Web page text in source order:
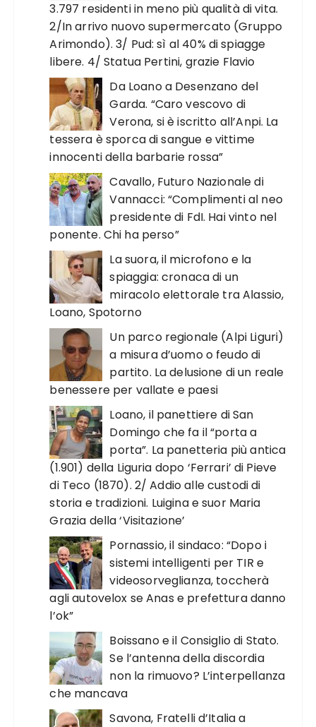
3.797 residenti in meno più qualità di vita.
2/In arrivo nuovo supermercato (Gruppo
Arimondo). 3/ Pud: sì al 40% di spiagge
libere. 4/ Statua Pertini, grazie Flavio
Da Loano a Desenzano del
Garda. “Caro vescovo di
Verona, si è iscritto all’Anpi. La
tessera è sporca di sangue e vittime
innocenti della barbarie rossa”
Cavallo, Futuro Nazionale di
Vannacci: “Complimenti al neo
presidente di FdI. Hai vinto nel
ponente. Chi ha perso”
La suora, il microfono e la
spiaggia: cronaca di un
miracolo elettorale tra Alassio,
Loano, Spotorno
Un parco regionale (Alpi Liguri)
a misura d’uomo o feudo di
partito. La delusione di un reale
benessere per vallate e paesi
Loano, il panettiere di San
Domingo che fa il “porta a
porta”. La panetteria più antica
(1.901) della Liguria dopo ‘Ferrari’ di Pieve
di Teco (1870). 2/ Addio alle custodi di
storia e tradizioni. Luigina e suor Maria
Grazia della ‘Visitazione’
Pornassio, il sindaco: “Dopo i
sistemi intelligenti per TIR e
videosorveglianza, toccherà
agli autovelox se Anas e prefettura danno
l’ok”
Boissano e il Consiglio di Stato.
Se l’antenna della discordia
non la rimuovo? L’interpellanza
che mancava
Savona, Fratelli d’Italia a